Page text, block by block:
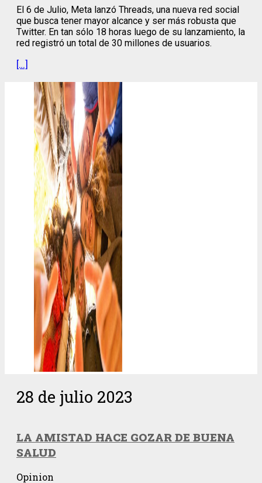
El 6 de Julio, Meta lanzó Threads, una nueva red social
que busca tener mayor alcance y ser más robusta que
Twitter. En tan sólo 18 horas luego de su lanzamiento, la
red registró un total de 30 millones de usuarios.
[…]
28 de julio 2023
LA AMISTAD HACE GOZAR DE BUENA
SALUD
Opinion